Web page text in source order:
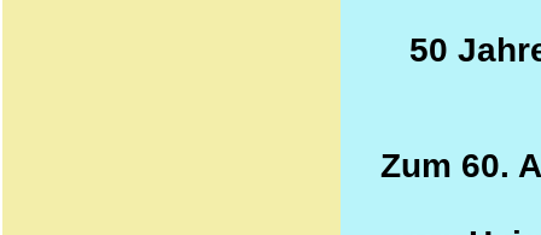
50
Zum 60.